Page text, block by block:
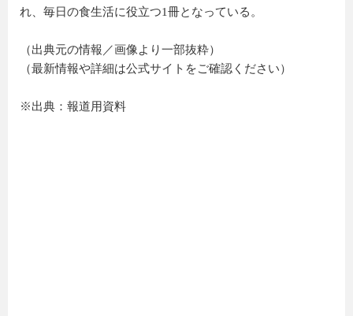
れ、毎日の食生活に役立つ1冊となっている。
（出典元の情報／画像より一部抜粋）
（最新情報や詳細は公式サイトをご確認ください）
※出典：報道用資料